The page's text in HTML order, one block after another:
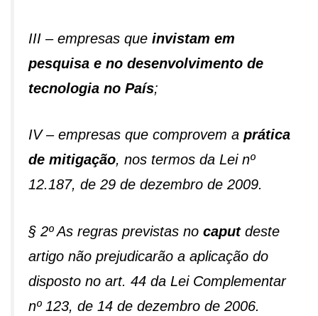
III – empresas que invistam em
pesquisa e no desenvolvimento de
tecnologia no País;
IV – empresas que comprovem a prática
de mitigação, nos termos da Lei nº
12.187, de 29 de dezembro de 2009.
§ 2º As regras previstas no caputdeste
artigo não prejudicarão a aplicação do
disposto no art. 44 da Lei Complementar
nº 123, de 14 de dezembro de 2006.